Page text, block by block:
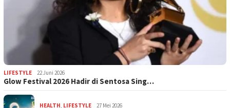
LIFESTYLE 22 Juni 2026
Glow Festival 2026 Hadir di Sentosa Sing…
HEALTH, LIFESTYLE 27 Mei 2026